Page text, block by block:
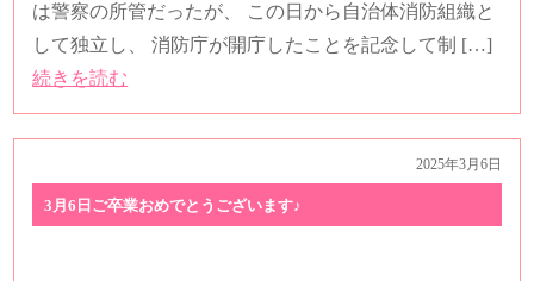
は警察の所管だったが、 この日から自治体消防組織と
して独立し、 消防庁が開庁したことを記念して制 […]
続きを読む
2025年3月6日
3月6日ご卒業おめでとうございます♪